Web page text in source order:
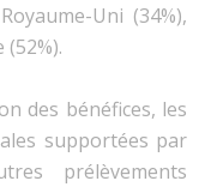
Uni (34%),
des bénéfices, les
supportées par
prélèvements